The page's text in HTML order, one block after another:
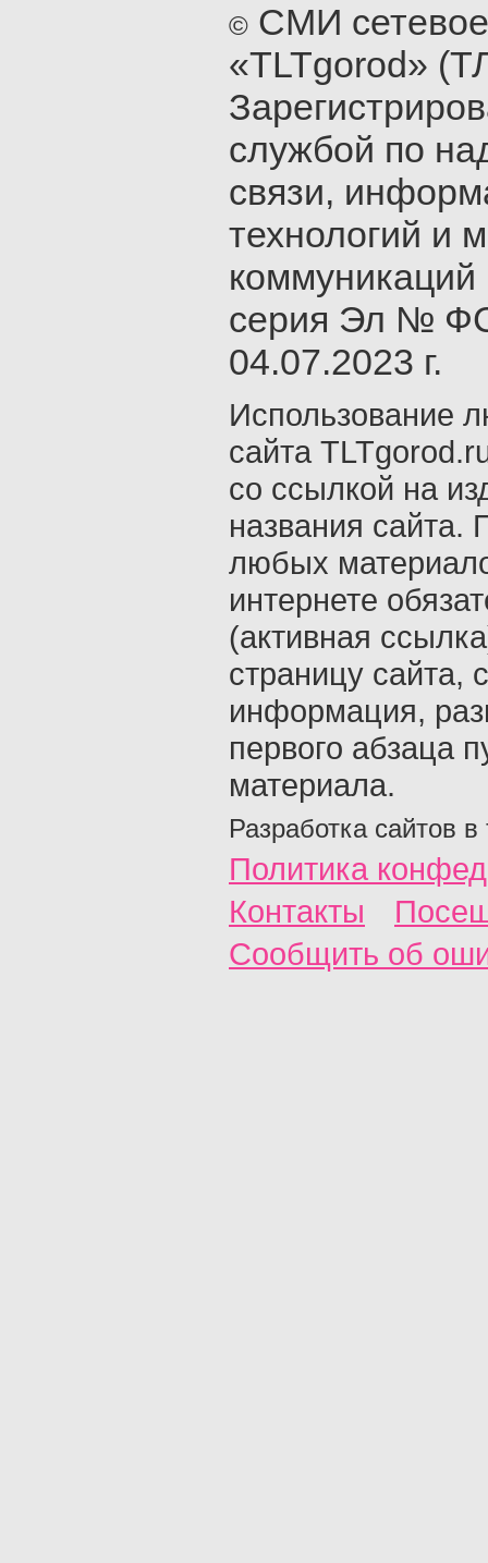
© СМИ
«TLTgorod»
службой по
связи,
технологий и
серия Эл №
04.07.2023 г.
Использование
сайта
со ссылкой на
названия сайта.
любых
интернете
(активная
страницу сайта,
информация,
первого абзаца
материала.
Разработка сайтов в
Политика
Контакты
Сообщить об